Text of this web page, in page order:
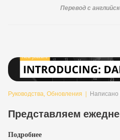
Перевод с
Руководства, Обновления |
Представляем
Подробнее